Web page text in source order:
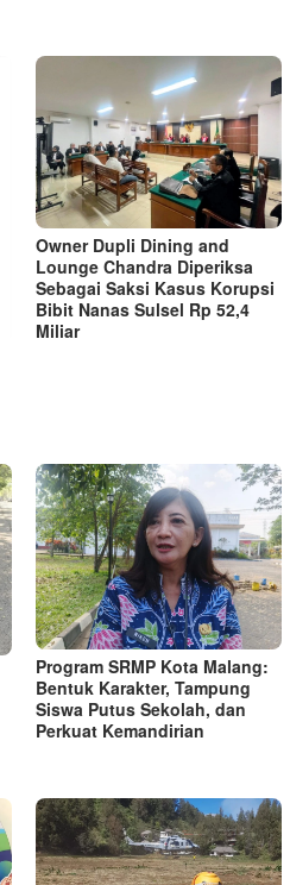
Owner Dupli Dining and
Lounge Chandra Diperiksa
Sebagai Saksi Kasus Korupsi
Bibit Nanas Sulsel Rp 52,4
Miliar
Program SRMP Kota Malang:
Bentuk Karakter, Tampung
Siswa Putus Sekolah, dan
Perkuat Kemandirian